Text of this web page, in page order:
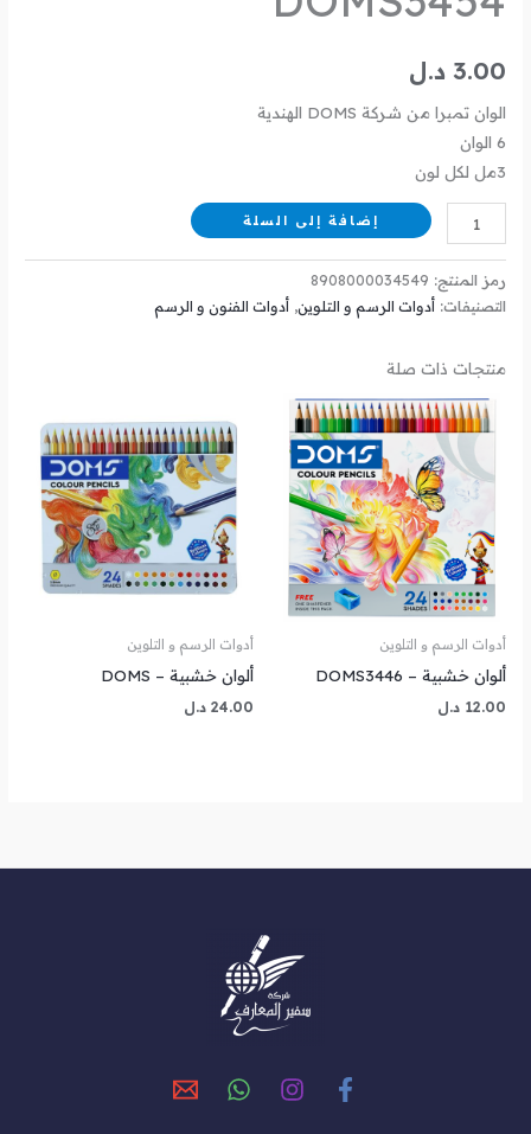
3.00 د.ل
الوان تمبرا من شركة DOMS الهندية
6 الوان
3مل لكل لون
إضافة إلى السلة
رمز المنتج: 8908000034549
التصنيفات: أدوات الرسم و التلوين, أدوات الفنون و الرسم
منتجات ذات صلة
أدوات الرسم و التلوين
ألوان خشبية – DOMS3446
12.00 د.ل
أدوات الرسم و التلوين
ألوان خشبية – DOMS
24.00 د.ل